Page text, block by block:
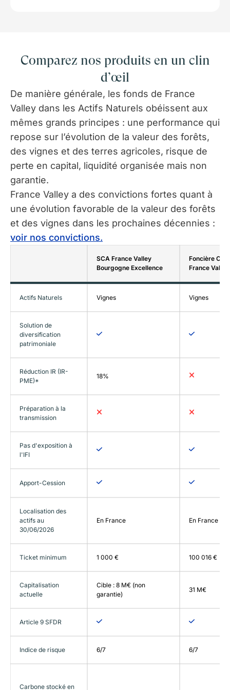
consultation écrite) sur un certain nombre de points
dont l'approbation des comptes et l'éventuel dividende
de l'exercice écoulé. Préalablement au vote, tous les
points font l'objet d'une communication auprès de
chacun des Actionnaires.
Toutes ces informations sont, en outre, rendues
disponibles dans un espace personnel accessible à
chaque investisseur, sur le site Internet de France
Valley.
Comparez nos produits en un clin
d’œil
De manière générale, les fonds de France
Valley dans les Actifs Naturels obéissent aux
mêmes grands principes : une performance qui
repose sur l’évolution de la valeur des forêts,
des vignes et des terres agricoles, risque de
perte en capital, liquidité organisée mais non
garantie.
France Valley a des convictions fortes quant à
une évolution favorable de la valeur des forêts
et des vignes dans les prochaines décennies :
voir nos convictions.
SCA France Valley
Bourgogne Excellence
Foncière
France Valley
Actifs Naturels Vignes Vignes
Solution de
diversification
patrimoniale
Réduction IR (IR-
PME)*
18%
Préparation à la
transmission
Pas d'exposition à
l'IFI
Apport-Cession
Localisation des
actifs au
30/06/2026
En France En France
Ticket minimum 1 000 € 100 016 €
Capitalisation
actuelle
Cible : 8 M€ (non
garantie)
31 M€
Article 9 SFDR
Indice de risque 6/7 6/7
Carbone stocké en